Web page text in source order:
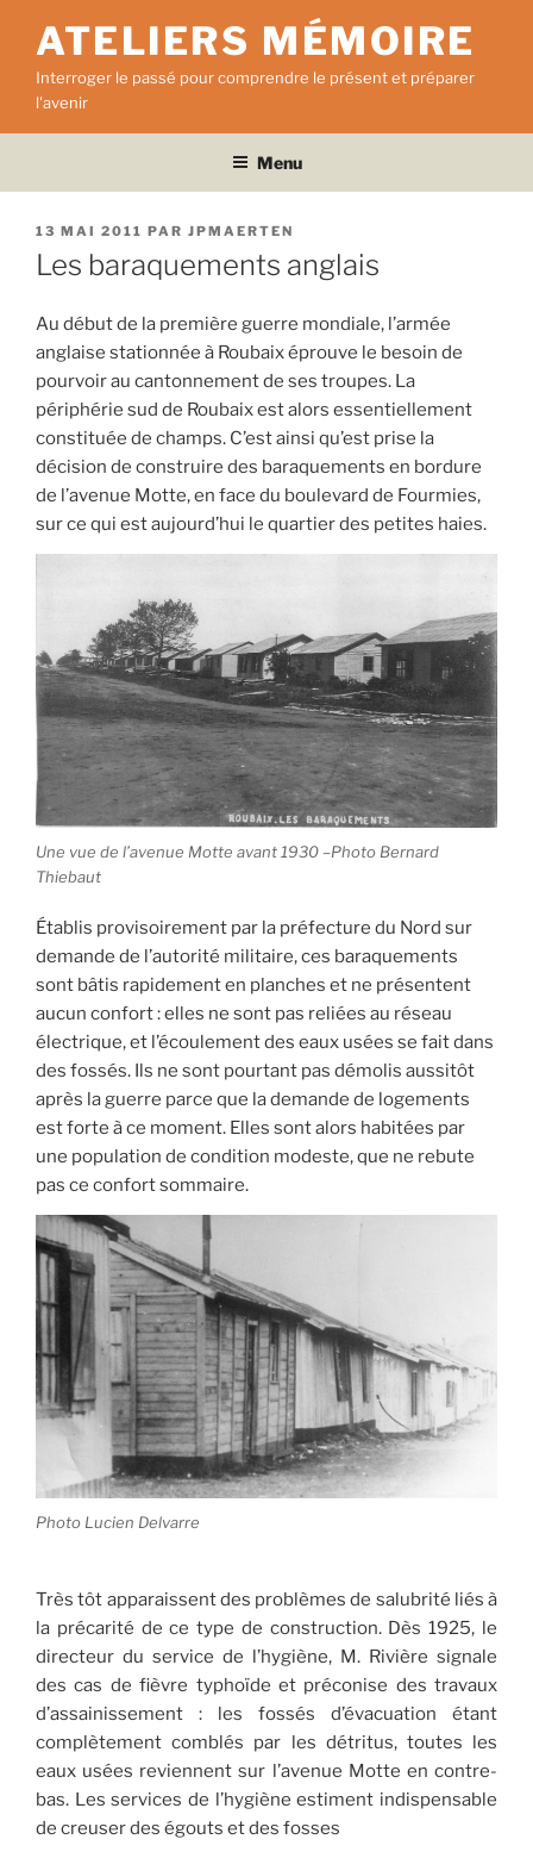
contenu
principal
ATELIERS MÉMOIRE
Interroger le passé pour comprendre le présent et préparer
l'avenir
Menu
PUBLIÉ
LE
13 MAI 2011 PAR JPMAERTEN
Les baraquements anglais
Au début de la première guerre mondiale, l’armée
anglaise stationnée à Roubaix éprouve le besoin de
pourvoir au cantonnement de ses troupes. La
périphérie sud de Roubaix est alors essentiellement
constituée de champs. C’est ainsi qu’est prise la
décision de construire des baraquements en bordure
de l’avenue Motte, en face du boulevard de Fourmies,
sur ce qui est aujourd’hui le quartier des petites haies.
Une vue de l’avenue Motte avant 1930 –Photo Bernard
Thiebaut
Établis provisoirement par la préfecture du Nord sur
demande de l’autorité militaire, ces baraquements
sont bâtis rapidement en planches et ne présentent
aucun confort : elles ne sont pas reliées au réseau
électrique, et l’écoulement des eaux usées se fait dans
des fossés. Ils ne sont pourtant pas démolis aussitôt
après la guerre parce que la demande de logements
est forte à ce moment. Elles sont alors habitées par
une population de condition modeste, que ne rebute
pas ce confort sommaire.
Photo Lucien Delvarre
Très tôt apparaissent des problèmes de salubrité liés à
la précarité de ce type de construction. Dès 1925, le
directeur du service de l’hygiène, M. Rivière signale
des cas de fièvre typhoïde et préconise des travaux
d’assainissement : les fossés d’évacuation étant
complètement comblés par les détritus, toutes les
eaux usées reviennent sur l’avenue Motte en contre-
bas. Les services de l’hygiène estiment indispensable
de creuser des égouts et des fosses